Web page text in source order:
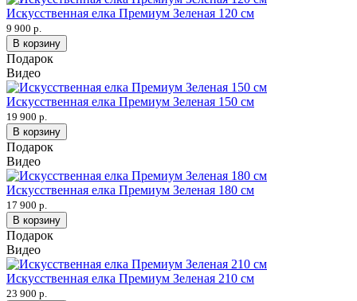
Искусственная елка Премиум Зеленая 120 см
9 900 р.
В корзину
Подарок
Видео
Искусственная елка Премиум Зеленая 150 см
19 900 р.
В корзину
Подарок
Видео
Искусственная елка Премиум Зеленая 180 см
17 900 р.
В корзину
Подарок
Видео
Искусственная елка Премиум Зеленая 210 см
23 900 р.